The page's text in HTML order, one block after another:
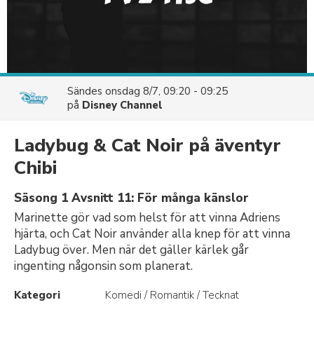
Sändes onsdag 8/7, 09:20 - 09:25
på Disney Channel
Ladybug & Cat Noir på äventyr
Chibi
Säsong 1 Avsnitt 11: För många känslor
Marinette gör vad som helst för att vinna Adriens
hjärta, och Cat Noir använder alla knep för att vinna
Ladybug över. Men när det gäller kärlek går
ingenting någonsin som planerat.
Kategori Komedi / Romantik / Tecknat